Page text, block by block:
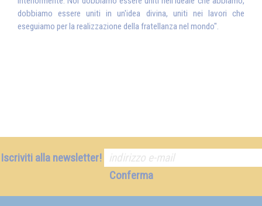
dobbiamo essere uniti in un'idea divina, uniti nei lavori che
eseguiamo per la realizzazione della fratellanza nel mondo".
Iscriviti alla newsletter!
Conferma